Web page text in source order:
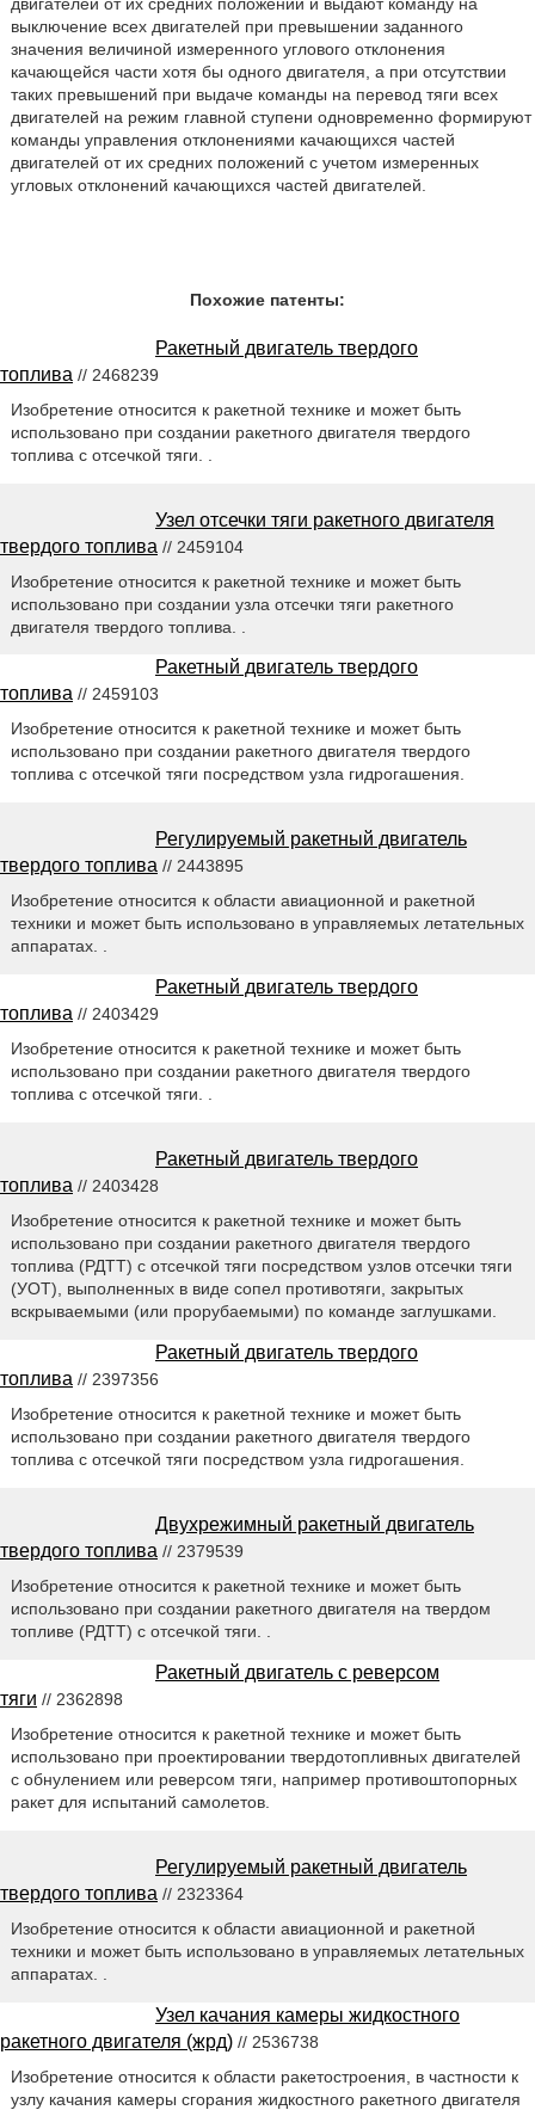
выключение всех двигателей при превышении заданного
значения величиной измеренного углового отклонения
качающейся части хотя бы одного двигателя, а при отсутствии
таких превышений при выдаче команды на перевод тяги всех
двигателей на режим главной ступени одновременно формируют
команды управления отклонениями качающихся частей
двигателей от их средних положений с учетом измеренных
угловых отклонений качающихся частей двигателей.
Похожие патенты:
Ракетный двигатель твердого
топлива // 2468239
Изобретение относится к ракетной технике и может быть
использовано при создании ракетного двигателя твердого
топлива с отсечкой тяги. .
Узел отсечки тяги ракетного двигателя
твердого топлива // 2459104
Изобретение относится к ракетной технике и может быть
использовано при создании узла отсечки тяги ракетного
двигателя твердого топлива. .
Ракетный двигатель твердого
топлива // 2459103
Изобретение относится к ракетной технике и может быть
использовано при создании ракетного двигателя твердого
топлива с отсечкой тяги посредством узла гидрогашения.
Регулируемый ракетный двигатель
твердого топлива // 2443895
Изобретение относится к области авиационной и ракетной
техники и может быть использовано в управляемых летательных
аппаратах. .
Ракетный двигатель твердого
топлива // 2403429
Изобретение относится к ракетной технике и может быть
использовано при создании ракетного двигателя твердого
топлива с отсечкой тяги. .
Ракетный двигатель твердого
топлива // 2403428
Изобретение относится к ракетной технике и может быть
использовано при создании ракетного двигателя твердого
топлива (РДТТ) с отсечкой тяги посредством узлов отсечки тяги
(УОТ), выполненных в виде сопел противотяги, закрытых
вскрываемыми (или прорубаемыми) по команде заглушками.
Ракетный двигатель твердого
топлива // 2397356
Изобретение относится к ракетной технике и может быть
использовано при создании ракетного двигателя твердого
топлива с отсечкой тяги посредством узла гидрогашения.
Двухрежимный ракетный двигатель
твердого топлива // 2379539
Изобретение относится к ракетной технике и может быть
использовано при создании ракетного двигателя на твердом
топливе (РДТТ) с отсечкой тяги. .
Ракетный двигатель с реверсом
тяги // 2362898
Изобретение относится к ракетной технике и может быть
использовано при проектировании твердотопливных двигателей
с обнулением или реверсом тяги, например противоштопорных
ракет для испытаний самолетов.
Регулируемый ракетный двигатель
твердого топлива // 2323364
Изобретение относится к области авиационной и ракетной
техники и может быть использовано в управляемых летательных
аппаратах. .
Узел качания камеры жидкостного
ракетного двигателя (жрд) // 2536738
Изобретение относится к области ракетостроения, в частности к
узлу качания камеры сгорания жидкостного ракетного двигателя